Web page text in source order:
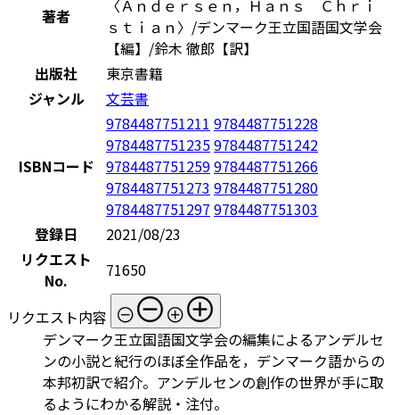
著者
〈Ａｎｄｅｒｓｅｎ，Ｈａｎｓ Ｃｈｒｉ
ｓｔｉａｎ〉/デンマーク王立国語国文学会
【編】/鈴木 徹郎【訳】
出版社
東京書籍
ジャンル
文芸書
ISBNコード
9784487751211 9784487751228
97844877512359784487751242
97844877512599784487751266
9784487751273 9784487751280
9784487751297 9784487751303
登録日
2021/08/23
リクエスト
No.
71650
リクエスト内容
デンマーク王立国語国文学会の編集によるアンデルセ
ンの小説と紀行のほぼ全作品を，デンマーク語からの
本邦初訳で紹介。アンデルセンの創作の世界が手に取
るようにわかる解説・注付。